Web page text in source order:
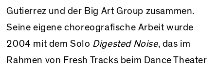
Gutierrez und der Big Art Group zusammen.
Seine eigene choreografische Arbeit wurde
2004 mit dem Solo Digested Noise, das im
Rahmen von Fresh Tracks beim Dance Theater